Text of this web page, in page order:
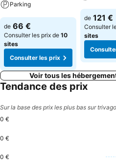
Parking
Consulter les prix
de 66 €
Consulter les prix de 10
sites
Consulter les prix
de 121 €
Consulter
sites
Voir tous les
Tendance des prix
Sur la base des prix les plus bas sur
0 €
0 €
0 €